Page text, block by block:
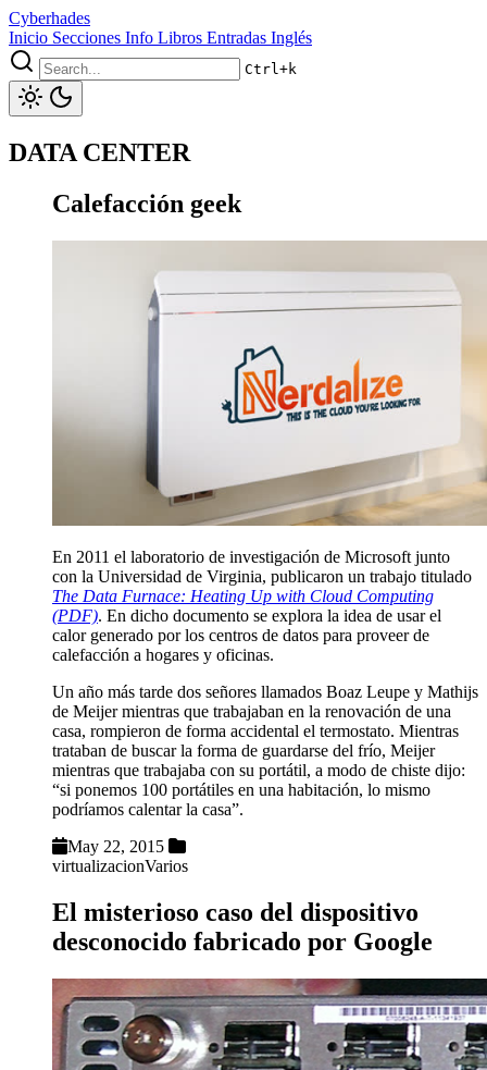
Cyberhades
Inicio Secciones Info Libros Entradas Inglés
Ctrl+k
DATA CENTER
Calefacción geek
En 2011 el laboratorio de investigación de Microsoft junto
con la Universidad de Virginia, publicaron un trabajo titulado
The Data Furnace: Heating Up with Cloud Computing
(PDF). En dicho documento se explora la idea de usar el
calor generado por los centros de datos para proveer de
calefacción a hogares y oficinas.
Un año más tarde dos señores llamados Boaz Leupe y Mathijs
de Meijer mientras que trabajaban en la renovación de una
casa, rompieron de forma accidental el termostato. Mientras
trataban de buscar la forma de guardarse del frío, Meijer
mientras que trabajaba con su portátil, a modo de chiste dijo:
“si ponemos 100 portátiles en una habitación, lo mismo
podríamos calentar la casa”.
May 22, 2015
virtualizacionVarios
El misterioso caso del dispositivo
desconocido fabricado por Google